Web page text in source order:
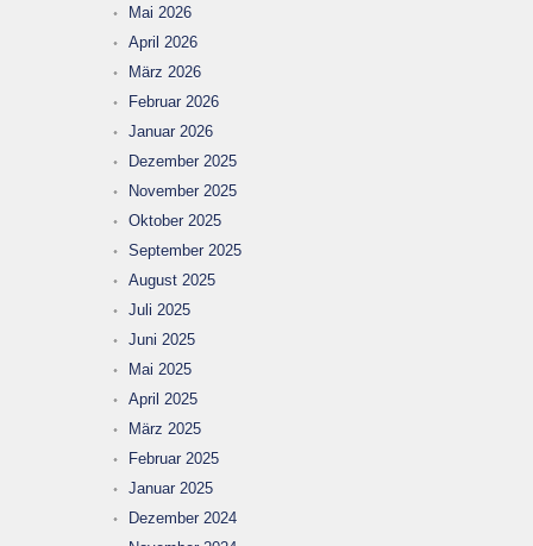
Mai 2026
April 2026
März 2026
Februar 2026
Januar 2026
Dezember 2025
November 2025
Oktober 2025
September 2025
August 2025
Juli 2025
Juni 2025
Mai 2025
April 2025
März 2025
Februar 2025
Januar 2025
Dezember 2024